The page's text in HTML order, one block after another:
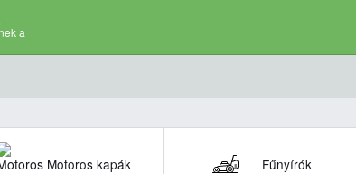
a
Motoros kapák Fűnyírók